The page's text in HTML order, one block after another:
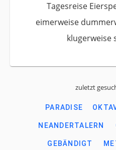
Tagesreise
eimerweise
klugerweise
zuletzt
PARADISE
NEANDERTALERN
GEBÄNDIGT